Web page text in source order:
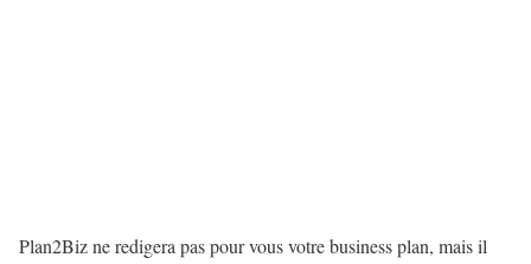
Plan2Biz ne redigera pas pour vous votre business plan, mais il